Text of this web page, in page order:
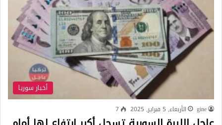
أخبار سوريا
gine الأربعاء, 5 فبراير, 2025 7